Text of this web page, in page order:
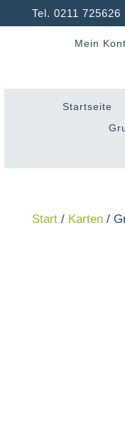
Tel. 0211
Mein
Startseite
Start/ Karten/